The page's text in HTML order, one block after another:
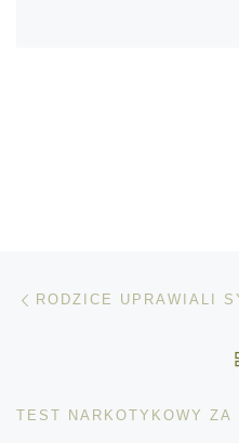
Nawigacja
RODZICE UPRAWIALI